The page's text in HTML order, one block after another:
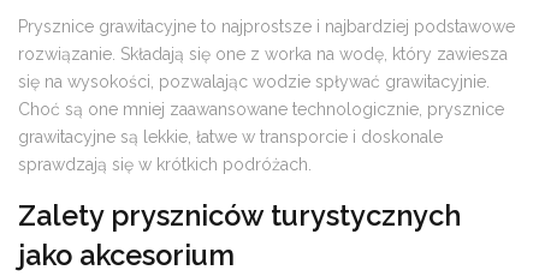
Prysznice grawitacyjne to najprostsze i najbardziej podstawowe
rozwiązanie. Składają się one z worka na wodę, który zawiesza
się na wysokości, pozwalając wodzie spływać grawitacyjnie.
Choć są one mniej zaawansowane technologicznie, prysznice
grawitacyjne są lekkie, łatwe w transporcie i doskonale
sprawdzają się w krótkich podróżach.
Zalety pryszniców turystycznych
jako akcesorium